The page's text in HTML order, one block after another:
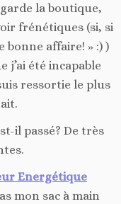
la boutique,
frénétiques (si, si
bonne affaire! » :) )
j’ai été incapable
ressortie le plus
il passé? De très
Energétique
mon sac à main